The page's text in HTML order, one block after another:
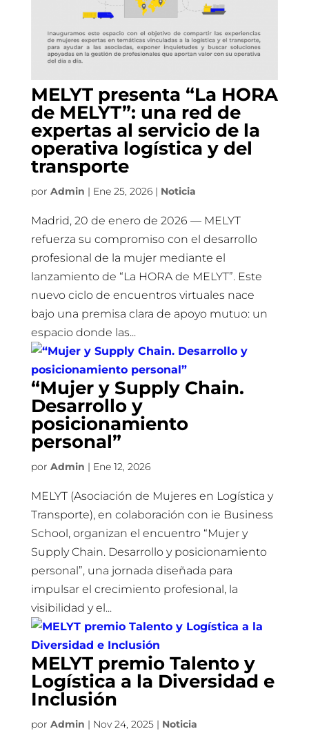
MELYT presenta “La HORA
de MELYT”: una red de
expertas al servicio de la
operativa logística y del
transporte
por Admin | Ene 25, 2026| Noticia
Madrid, 20 de enero de 2026 — MELYT
refuerza su compromiso con el desarrollo
profesional de la mujer mediante el
lanzamiento de “La HORA de MELYT”. Este
nuevo ciclo de encuentros virtuales nace
bajo una premisa clara de apoyo mutuo: un
espacio donde las...
“Mujer y Supply Chain.
Desarrollo y
posicionamiento
personal”
por Admin | Ene 12, 2026
MELYT (Asociación de Mujeres en Logística y
Transporte), en colaboración con ie Business
School, organizan el encuentro “Mujer y
Supply Chain. Desarrollo y posicionamiento
personal”, una jornada diseñada para
impulsar el crecimiento profesional, la
visibilidad y el...
MELYT premio Talento y
Logística a la Diversidad e
Inclusión
por Admin | Nov 24, 2025| Noticia